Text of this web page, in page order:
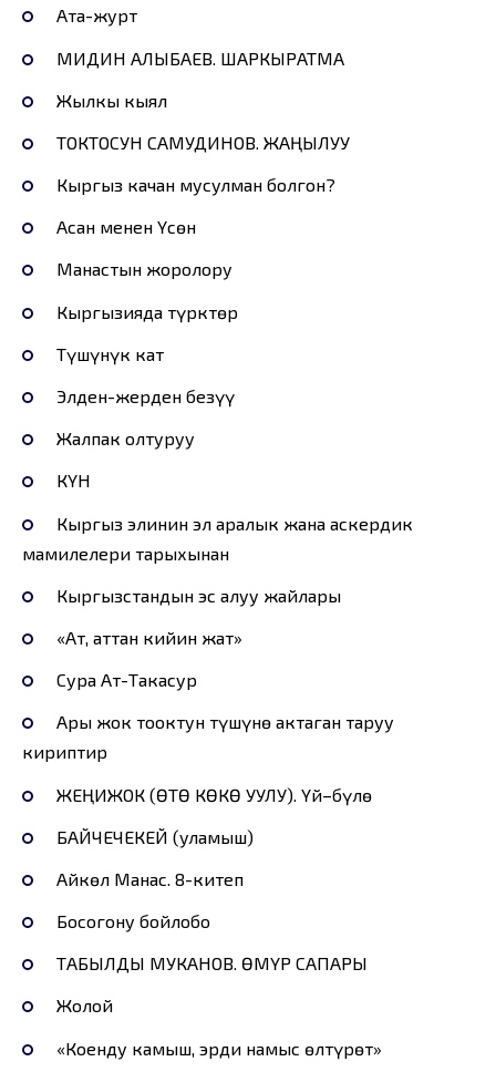
Ата-журт
МИДИН АЛЫБАЕВ. ШАРКЫРАТМА
Жылкы кыял
ТОКТОСУН САМУДИНОВ. ЖАҢЫЛУУ
Кыргыз качан мусулман болгон?
Асан менен Үсөн
Манастын жоролору
Кыргызияда түрктөр
Түшүнүк кат
Элден-жерден безүү
Жалпак олтуруу
КҮН
Кыргыз элинин эл аралык жана аскердик
мамилелери тарыхынан
Кыргызстандын эс алуу жайлары
«Ат, аттан кийин жат»
Сура Ат-Такасур
Ары жок тооктун түшүнө актаган таруу
кириптир
ЖЕҢИЖОК (ӨТӨ КӨКӨ УУЛУ). Үй–бүлө
БАЙЧЕЧЕКЕЙ (уламыш)
Айкөл Манас. 8-китеп
Босогону бойлобо
ТАБЫЛДЫ МУКАНОВ. ӨМҮР САПАРЫ
Жолой
«Коенду камыш, эрди намыс өлтүрөт»